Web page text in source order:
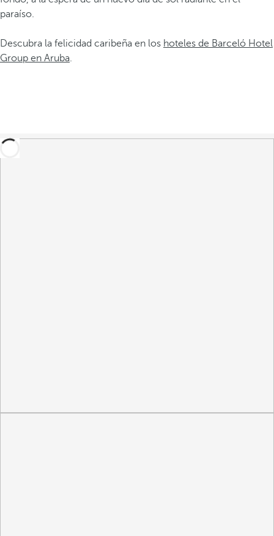
paraíso.
Descubra la felicidad caribeña en los hoteles de Barceló Hotel
Group en Aruba.